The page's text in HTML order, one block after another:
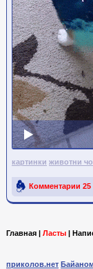
картинки животни
Комментарии 25
Ссылка на пост
Главная | Ласты |
приколов.нет